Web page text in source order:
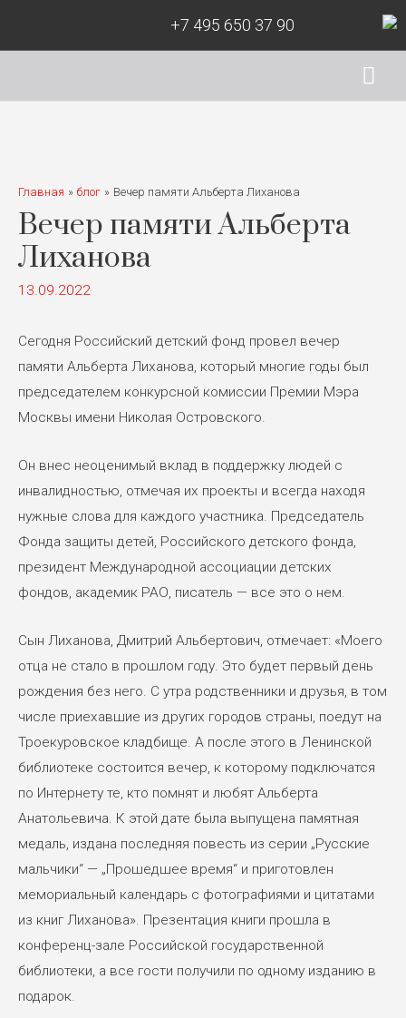
+7 495 650 37 90
Главная блог Вечер памяти Альберта Лиханова
Вечер памяти Альберта
Лиханова
13.09.2022
Сегодня Российский детский фонд провел вечер
памяти Альберта Лиханова, который многие годы был
председателем конкурсной комиссии Премии Мэра
Москвы имени Николая Островского.
Он внес неоценимый вклад в поддержку людей с
инвалидностью, отмечая их проекты и всегда находя
нужные слова для каждого участника. Председатель
Фонда защиты детей, Российского детского фонда,
президент Международной ассоциации детских
фондов, академик РАО, писатель — все это о нем.
Сын Лиханова, Дмитрий Альбертович, отмечает: «Моего
отца не стало в прошлом году. Это будет первый день
рождения без него. С утра родственники и друзья, в том
числе приехавшие из других городов страны, поедут на
Троекуровское кладбище. А после этого в Ленинской
библиотеке состоится вечер, к которому подключатся
по Интернету те, кто помнят и любят Альберта
Анатольевича. К этой дате была выпущена памятная
медаль, издана последняя повесть из серии „Русские
мальчики“ — „Прошедшее время“ и приготовлен
мемориальный календарь с фотографиями и цитатами
из книг Лиханова». Презентация книги прошла в
конференц-зале Российской государственной
библиотеки, а все гости получили по одному изданию в
подарок.